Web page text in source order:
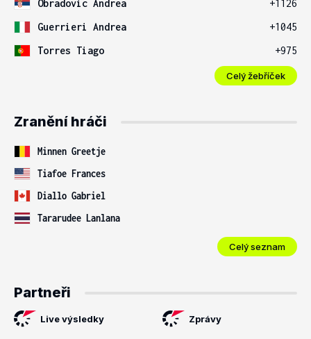
Obradovic Andrea
+1126
Guerrieri Andrea
+1045
Torres Tiago
+975
Celý žebříček
Zranění hráči
Minnen Greetje
Tiafoe Frances
Diallo Gabriel
Tararudee Lanlana
Celý seznam
Partneři
Live výsledky Zprávy